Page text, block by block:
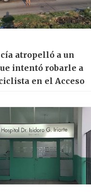
atropelló a un
intentó robarle a
en el Acceso